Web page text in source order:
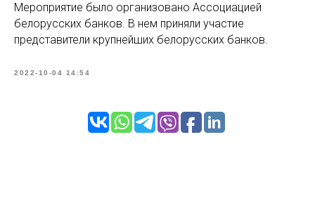
Мероприятие было организовано Ассоциацией
белорусских банков. В нем приняли участие
представители крупнейших белорусских банков.
2022-10-04 14:54